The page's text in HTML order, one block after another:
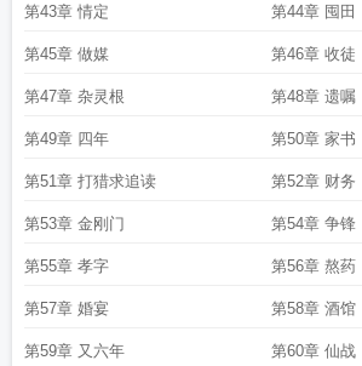
第43章 情定 第44章 囤田
第45章 做媒 第46章 收徒
第47章 杂灵根 第48章 遗嘱
第49章 四年 第50章 家书
第51章 打猎求追读 第52章 财务
第53章 金刚门 第54章 争锋
第55章 孝字 第56章 熬药
第57章 婚宴 第58章 酒馆
第59章 又六年 第60章 仙战